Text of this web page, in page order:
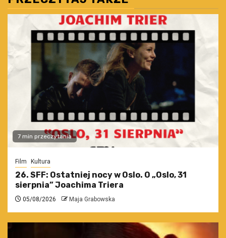
7 min przeczytania
Film Kultura
26. SFF: Ostatniej nocy w Oslo. O „Oslo, 31
sierpnia” Joachima Triera
05/08/2026 Maja Grabowska